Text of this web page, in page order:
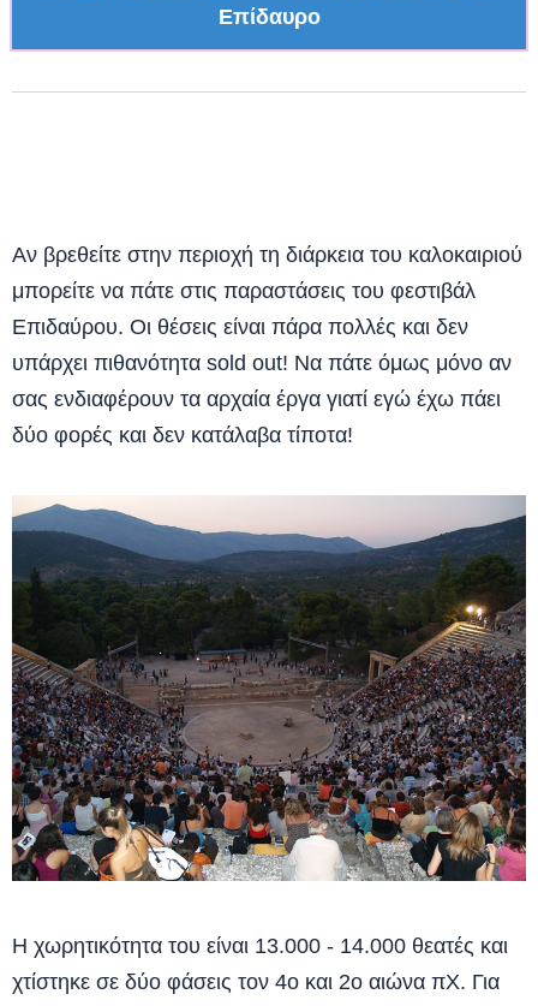
Επίδαυρο
Αν βρεθείτε στην περιοχή τη διάρκεια του καλοκαιριού
μπορείτε να πάτε στις παραστάσεις του φεστιβάλ
Επιδαύρου. Οι θέσεις είναι πάρα πολλές και δεν
υπάρχει πιθανότητα sold out! Να πάτε όμως μόνο αν
σας ενδιαφέρουν τα αρχαία έργα γιατί εγώ έχω πάει
δύο φορές και δεν κατάλαβα τίποτα!
Η χωρητικότητα του είναι 13.000 - 14.000 θεατές και
χτίστηκε σε δύο φάσεις τον 4ο και 2ο αιώνα πΧ. Για